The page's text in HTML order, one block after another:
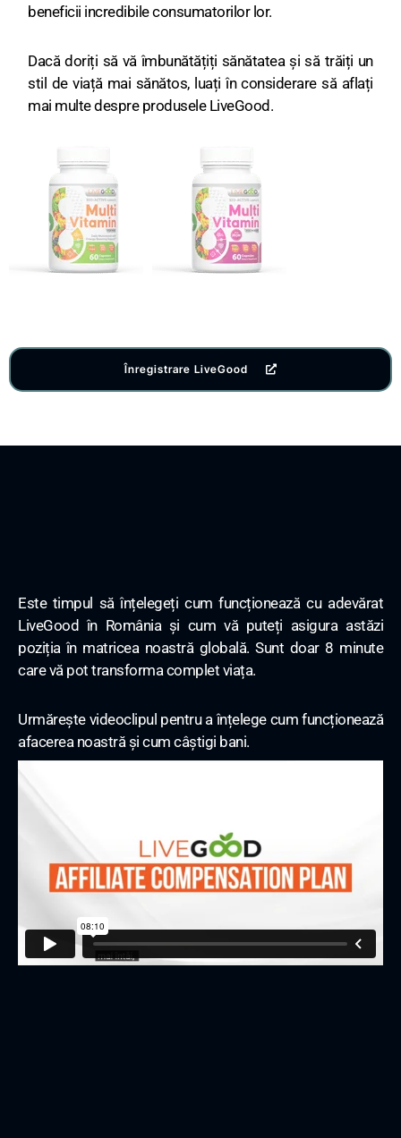
beneficii incredibile consumatorilor lor.
Dacă doriți să vă îmbunătățiți sănătatea și să trăiți un
stil de viață mai sănătos, luați în considerare să aflați
mai multe despre produsele LiveGood.
Înregistrare LiveGood
Este timpul să înțelegeți cum funcționează cu adevărat
LiveGood în România și cum vă puteți asigura astăzi
poziția în matricea noastră globală. Sunt doar 8 minute
care vă pot transforma complet viața.
Urmărește videoclipul pentru a înțelege cum funcționează
afacerea noastră și cum câștigi bani.